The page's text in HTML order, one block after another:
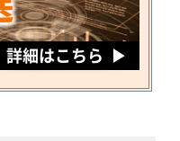
詳細はこちら